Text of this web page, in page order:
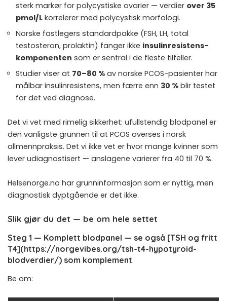
sterk markør for polycystiske ovarier — verdier over 35
pmol/L korrelerer med polycystisk morfologi.
Norske fastlegers standardpakke (FSH, LH, total
testosteron, prolaktin) fanger ikke insulin­resistens-
komponenten som er sentral i de fleste tilfeller.
Studier viser at 70–80 % av norske PCOS-pasienter har
målbar insulin­resistens, men færre enn 30 % blir testet
for det ved diagnose.
Det vi vet med rimelig sikkerhet: ufullstendig blodpanel er
den vanligste grunnen til at PCOS overses i norsk
allmennpraksis. Det vi ikke vet er hvor mange kvinner som
lever udiagnostisert — anslagene varierer fra 40 til 70 %.
Helsenorge.no har grunninformasjon som er nyttig, men
diagnostisk dyptgående er det ikke.
Slik gjør du det — be om hele settet
Steg 1 — Komplett blodpanel — se også [TSH og fritt
T4](https://norgevibes.org/tsh-t4-hypotyroid-
blodverdier/) som komplement
Be om: